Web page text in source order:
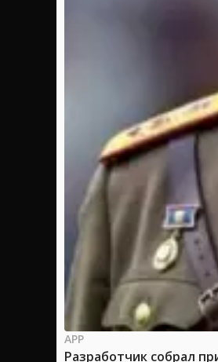
APP
Разработчик собрал